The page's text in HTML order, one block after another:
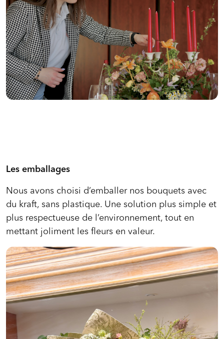
Les emballages
Nous avons choisi d’emballer nos bouquets avec
du kraft, sans plastique. Une solution plus simple et
plus respectueuse de l’environnement, tout en
mettant joliment les fleurs en valeur.